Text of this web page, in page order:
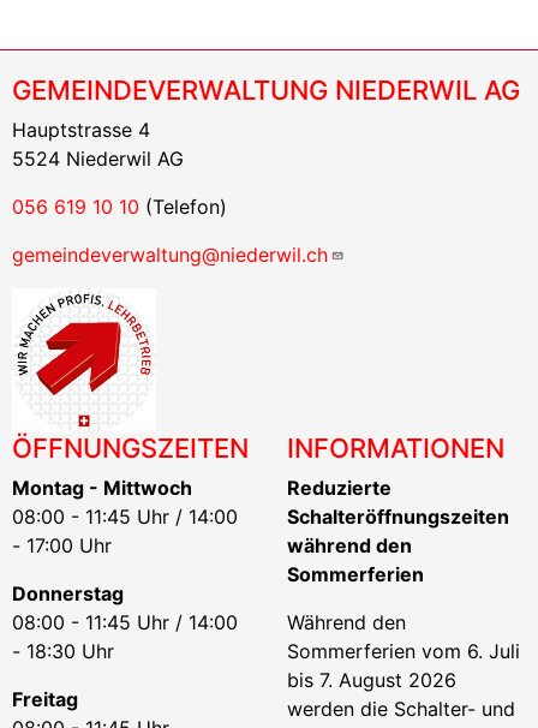
GEMEINDEVERWALTUNG NIEDERWIL AG
Hauptstrasse 4
5524 Niederwil AG
056 619 10 10 (Telefon)
gemeindeverwaltung@niederwil.ch
ÖFFNUNGSZEITEN
Montag - Mittwoch
08:00 - 11:45 Uhr / 14:00
- 17:00 Uhr
Donnerstag
08:00 - 11:45 Uhr / 14:00
- 18:30 Uhr
Freitag
INFORMATIONEN
Reduzierte
Schalteröffnungszeiten
während den
Sommerferien
Während den
Sommerferien vom 6. Juli
bis 7. August 2026
werden die Schalter- und